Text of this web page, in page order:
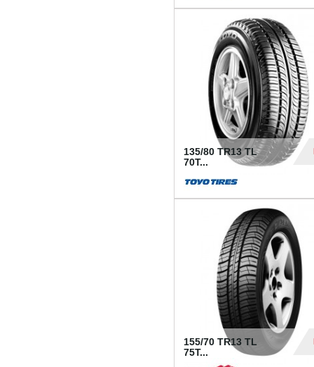
135/80 TR13 TL
70T...
155/70 TR13 TL
75T...